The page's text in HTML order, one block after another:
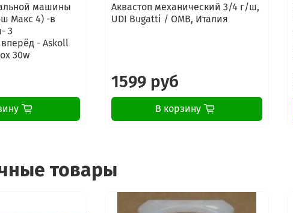
машины
Макс 4) -в
3
- Askoll
30w
Аквастоп механический 3/4 г/ш,
UDI Bugatti / OMB, Италия
1599 руб
В корзину
товары